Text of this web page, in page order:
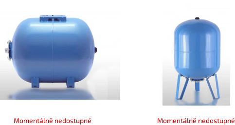
Momentálně nedostupné Momentálně nedostupné